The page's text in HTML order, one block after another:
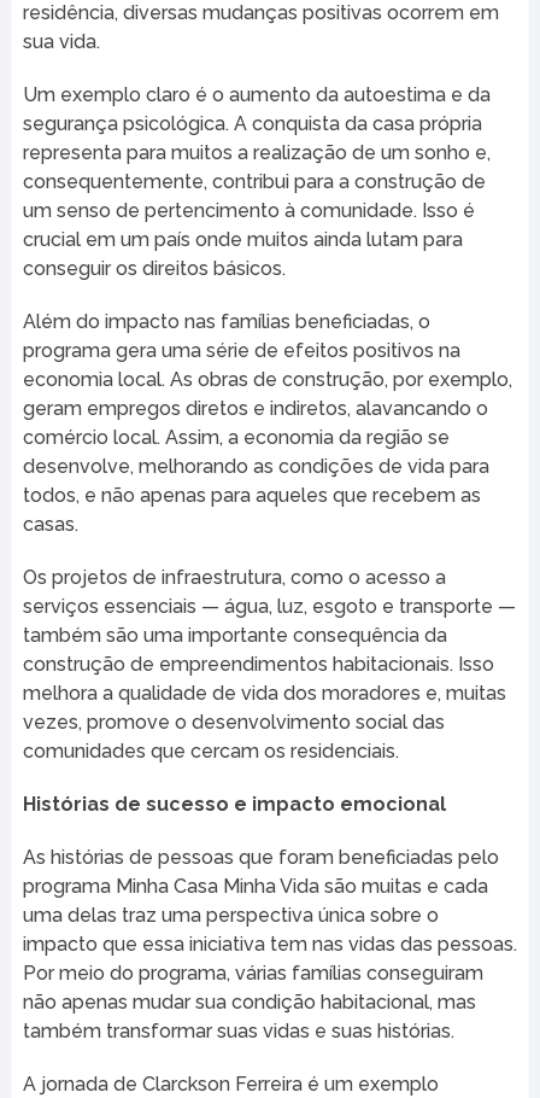
residência, diversas mudanças positivas ocorrem em
sua vida.
Um exemplo claro é o aumento da autoestima e da
segurança psicológica. A conquista da casa própria
representa para muitos a realização de um sonho e,
consequentemente, contribui para a construção de
um senso de pertencimento à comunidade. Isso é
crucial em um país onde muitos ainda lutam para
conseguir os direitos básicos.
Além do impacto nas famílias beneficiadas, o
programa gera uma série de efeitos positivos na
economia local. As obras de construção, por exemplo,
geram empregos diretos e indiretos, alavancando o
comércio local. Assim, a economia da região se
desenvolve, melhorando as condições de vida para
todos, e não apenas para aqueles que recebem as
casas.
Os projetos de infraestrutura, como o acesso a
serviços essenciais — água, luz, esgoto e transporte —
também são uma importante consequência da
construção de empreendimentos habitacionais. Isso
melhora a qualidade de vida dos moradores e, muitas
vezes, promove o desenvolvimento social das
comunidades que cercam os residenciais.
Histórias de sucesso e impacto emocional
As histórias de pessoas que foram beneficiadas pelo
programa Minha Casa Minha Vida são muitas e cada
uma delas traz uma perspectiva única sobre o
impacto que essa iniciativa tem nas vidas das pessoas.
Por meio do programa, várias famílias conseguiram
não apenas mudar sua condição habitacional, mas
também transformar suas vidas e suas histórias.
A jornada de Clarckson Ferreira é um exemplo